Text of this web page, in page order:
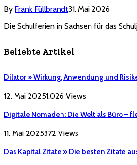
By Frank Füllbrandt31. Mai 2026
Die Schulferien in Sachsen für das
Beliebte Artikel
Dilator » Wirkung, Anwendung und
12. Mai 20251.026 Views
Digitale Nomaden: Die Welt als Büro –
11. Mai 2025372 Views
Das Kapital Zitate » Die besten Zitate